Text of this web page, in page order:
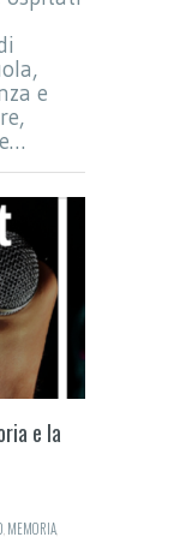
e
e la
MEMORIA